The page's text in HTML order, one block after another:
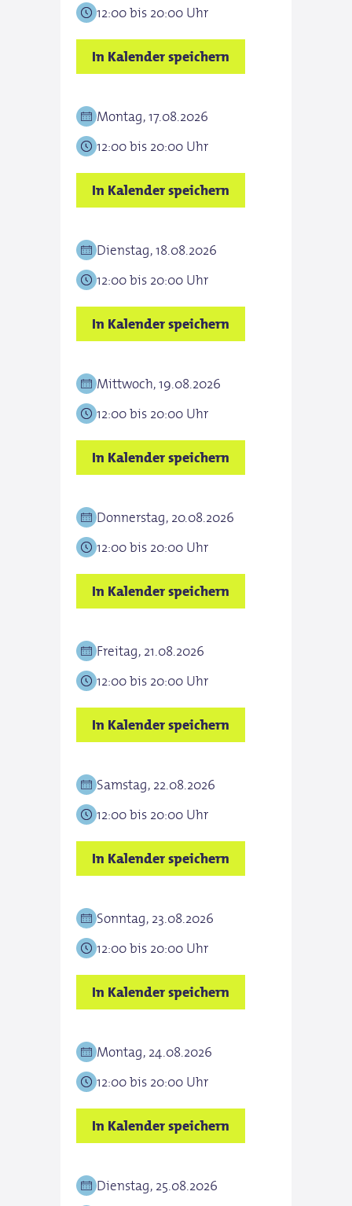
12:00 bis 20:00 Uhr
In Kalender speichern
Montag, 17.08.2026
12:00 bis 20:00 Uhr
In Kalender speichern
Dienstag, 18.08.2026
12:00 bis 20:00 Uhr
In Kalender speichern
Mittwoch, 19.08.2026
12:00 bis 20:00 Uhr
In Kalender speichern
Donnerstag, 20.08.2026
12:00 bis 20:00 Uhr
In Kalender speichern
Freitag, 21.08.2026
12:00 bis 20:00 Uhr
In Kalender speichern
Samstag, 22.08.2026
12:00 bis 20:00 Uhr
In Kalender speichern
Sonntag, 23.08.2026
12:00 bis 20:00 Uhr
In Kalender speichern
Montag, 24.08.2026
12:00 bis 20:00 Uhr
In Kalender speichern
Dienstag, 25.08.2026